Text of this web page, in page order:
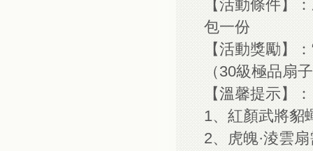
【活動條件】
包一份
【活動獎勵】
（30級極品扇
【溫馨提示】：
1、紅顏武將貂
2、虎魄·淩雲